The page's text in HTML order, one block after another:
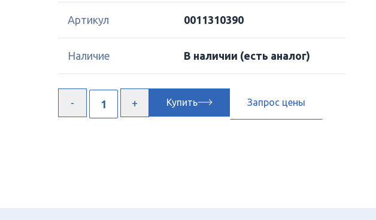
Артикул 0011310390
Наличие В наличии (есть аналог)
Купить Запрос цены